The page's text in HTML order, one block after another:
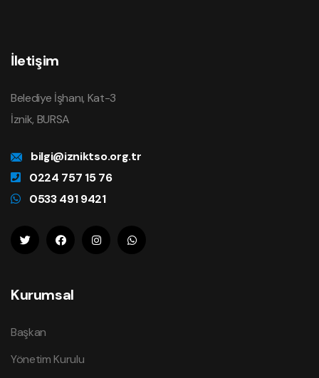
İletişim
Belediye İşhanı, Kat-3
İznik, BURSA
bilgi@izniktso.org.tr
0224 757 15 76
0533 491 9421
Kurumsal
Başkan
Yönetim Kurulu